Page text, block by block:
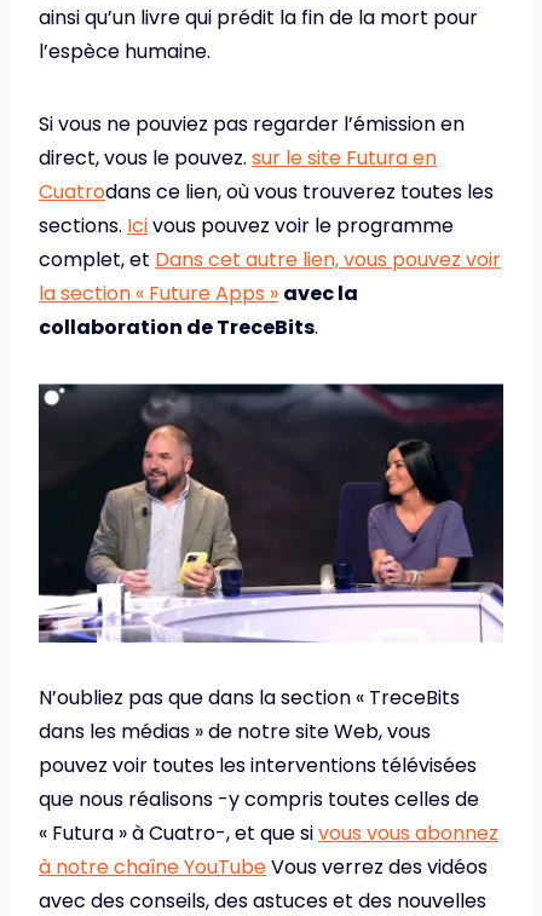
ainsi qu’un livre qui prédit la fin de la mort pour
l’espèce humaine.
Si vous ne pouviez pas regarder l’émission en
direct, vous le pouvez. sur le site Futura en
Cuatrodans ce lien, où vous trouverez toutes les
sections. Icivous pouvez voir le programme
complet, et Dans cet autre lien, vous pouvez voir
la section « Future Apps » avec la
collaboration de TreceBits.
N’oubliez pas que dans la section « TreceBits
dans les médias » de notre site Web, vous
pouvez voir toutes les interventions télévisées
que nous réalisons -y compris toutes celles de
« Futura » à Cuatro-, et que sivous vous abonnez
à notre chaîne YouTubeVous verrez des vidéos
avec des conseils, des astuces et des nouvelles